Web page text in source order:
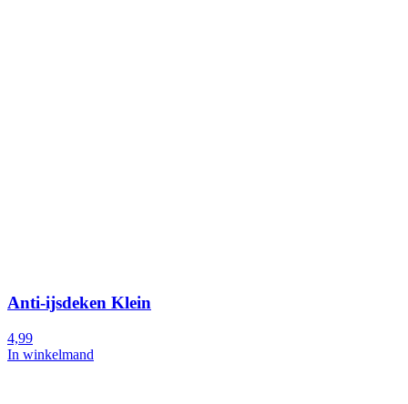
Anti-ijsdeken Klein
4,99
In winkelmand